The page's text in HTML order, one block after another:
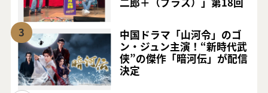
3
中国ドラマ「山河令」のゴ
ン・ジュン主演！“新時代武
侠”の傑作「暗河伝」が配信
決定